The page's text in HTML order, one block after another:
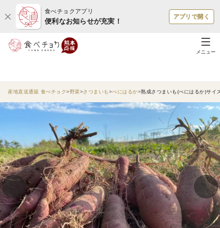
食べチョクアプリ
便利なお知らせが充実！
アプリで開く
メニュー
産地直送通販 食べチョク 野菜 さつまいも べにはるか 熟成さつまいも(べにはるか)サ